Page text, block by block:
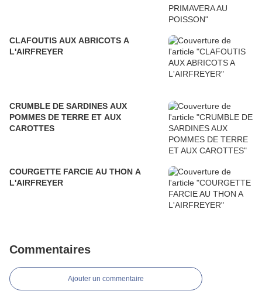
CLAFOUTIS AUX ABRICOTS A
L'AIRFREYER
CRUMBLE DE SARDINES AUX
POMMES DE TERRE ET AUX
CAROTTES
COURGETTE FARCIE AU THON A
L'AIRFREYER
Commentaires
Ajouter un commentaire